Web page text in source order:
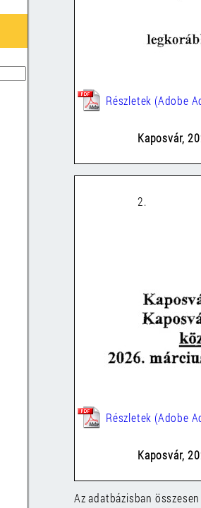
Részletek (Adobe
Kaposvár,
2.
Részletek (Adobe
Kaposvár,
Az adatbázisban